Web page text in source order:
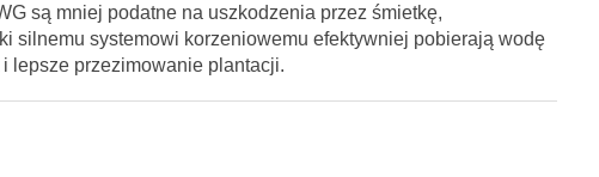
są mniej podatne na uszkodzenia przez śmietkę,
silnemu systemowi korzeniowemu efektywniej pobierają wodę
lepsze przezimowanie plantacji.